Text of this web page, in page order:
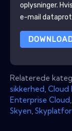
oplysninger.
e-mail
Relaterede
sikkerhed Cloud
Enterprise Cloud
Skyen